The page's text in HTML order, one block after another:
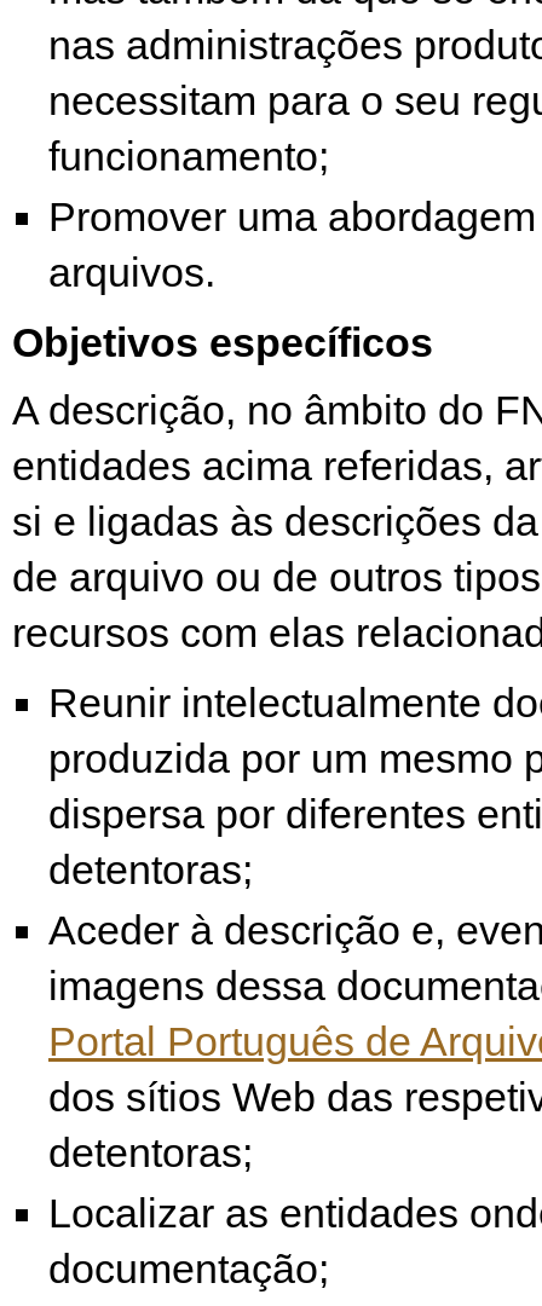
nas administrações
necessitam para o seu
funcionamento;
Promover uma
arquivos.
Objetivos específicos
A descrição, no âmbito do
entidades acima referidas,
si e ligadas às descrições
de arquivo ou de outros
recursos com elas
Reunir intelectualmente
produzida por um mesmo
dispersa por diferentes
detentoras;
Aceder à descrição e,
imagens dessa
Portal Português de
dos sítios Web das
detentoras;
Localizar as entidades
documentação;